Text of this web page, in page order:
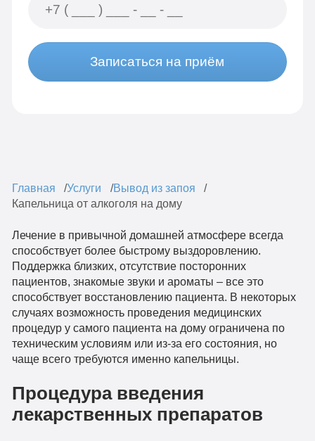
Записаться на приём
Главная Услуги
Вывод из запоя
Капельница от алкоголя на дому
Лечение в привычной домашней атмосфере всегда
способствует более быстрому выздоровлению.
Поддержка близких, отсутствие посторонних
пациентов, знакомые звуки и ароматы – все это
способствует восстановлению пациента. В некоторых
случаях возможность проведения медицинских
процедур у самого пациента на дому ограничена по
техническим условиям или из-за его состояния, но
чаще всего требуются именно капельницы.
Процедура введения
лекарственных препаратов